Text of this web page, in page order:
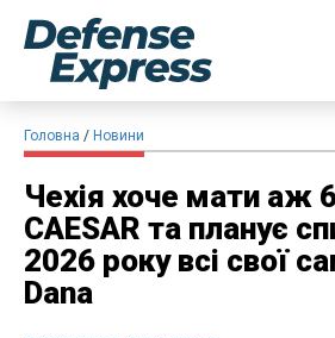
Головна Новини
Чехія хоче мати аж
CAESAR та планує
2026 року всі свої
Dana